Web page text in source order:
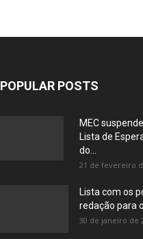
POPULAR POSTS
MEC
Lista de
do...
21 de fevereiro
Lista com os
redação para
30 de janeiro de